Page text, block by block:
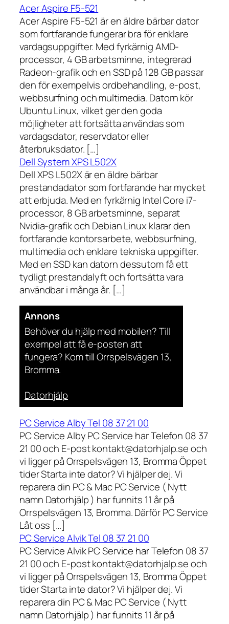
Acer Aspire F5-521
Acer Aspire F5-521 är en äldre bärbar dator
som fortfarande fungerar bra för enklare
vardagsuppgifter. Med fyrkärnig AMD-
processor, 4 GB arbetsminne, integrerad
Radeon-grafik och en SSD på 128 GB passar
den för exempelvis ordbehandling, e-post,
webbsurfning och multimedia. Datorn kör
Ubuntu Linux, vilket ger den goda
möjligheter att fortsätta användas som
vardagsdator, reservdator eller
återbruksdator. […]
Dell System XPS L502X
Dell XPS L502X är en äldre bärbar
prestandadator som fortfarande har mycket
att erbjuda. Med en fyrkärnig Intel Core i7-
processor, 8 GB arbetsminne, separat
Nvidia-grafik och Debian Linux klarar den
fortfarande kontorsarbete, webbsurfning,
multimedia och enklare tekniska uppgifter.
Med en SSD kan datorn dessutom få ett
tydligt prestandalyft och fortsätta vara
användbar i många år. […]
Annons
Behöver du hjälp med mobilen? Till
exempel att få e-posten att
fungera? Kom till Orrspelsvägen 13,
Bromma.
Datorhjälp
PC Service Alby Tel 08 37 21 00
PC Service Alby PC Service har Telefon 08 37
21 00 och E-post kontakt@datorhjalp.se och
vi ligger på Orrspelsvägen 13, Bromma Öppet
tider Starta inte dator? Vi hjälper dej. Vi
reparera din PC & Mac PC Service ( Nytt
namn Datorhjälp ) har funnits 11 år på
Orrspelsvägen 13, Bromma. Därför PC Service
Låt oss […]
PC Service Alvik Tel 08 37 21 00
PC Service Alvik PC Service har Telefon 08 37
21 00 och E-post kontakt@datorhjalp.se och
vi ligger på Orrspelsvägen 13, Bromma Öppet
tider Starta inte dator? Vi hjälper dej. Vi
reparera din PC & Mac PC Service ( Nytt
namn Datorhjälp ) har funnits 11 år på